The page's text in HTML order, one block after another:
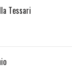
Tessari